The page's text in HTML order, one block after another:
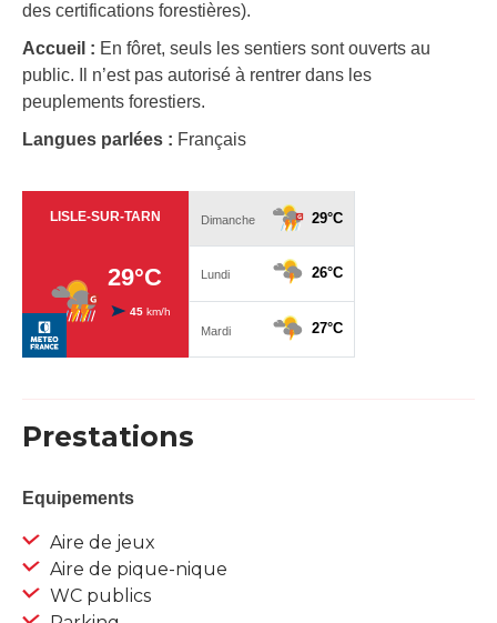
des certifications forestières).
Accueil : En fôret, seuls les sentiers sont ouverts au
public. Il n’est pas autorisé à rentrer dans les
peuplements forestiers.
Langues parlées : Français
Prestations
Equipements
Aire de jeux
Aire de pique-nique
WC publics